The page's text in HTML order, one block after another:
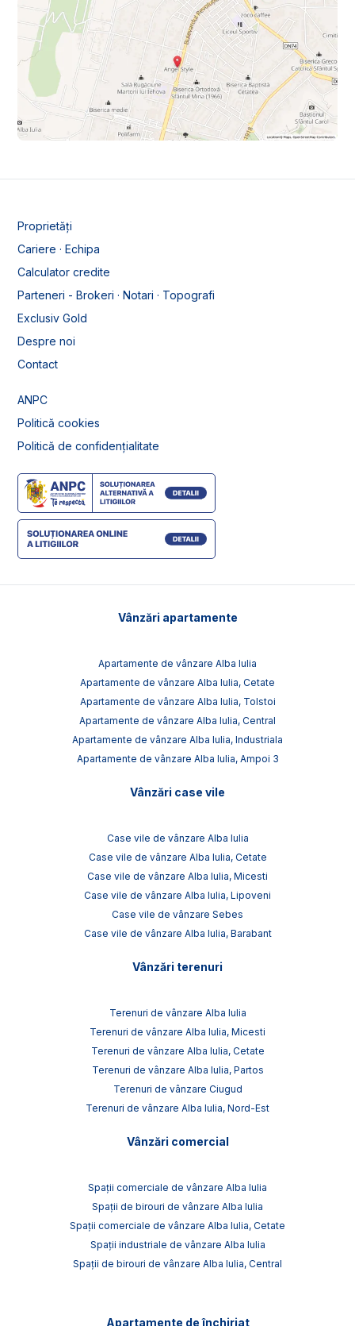
Proprietăți
Cariere · Echipa
Calculator credite
Parteneri - Brokeri · Notari · Topografi
Exclusiv Gold
Despre noi
Contact
ANPC
Politică cookies
Politică de confidențialitate
Vânzări apartamente
Apartamente de vânzare Alba Iulia
Apartamente de vânzare Alba Iulia, Cetate
Apartamente de vânzare Alba Iulia, Tolstoi
Apartamente de vânzare Alba Iulia, Central
Apartamente de vânzare Alba Iulia, Industriala
Apartamente de vânzare Alba Iulia, Ampoi 3
Vânzări case vile
Case vile de vânzare Alba Iulia
Case vile de vânzare Alba Iulia, Cetate
Case vile de vânzare Alba Iulia, Micesti
Case vile de vânzare Alba Iulia, Lipoveni
Case vile de vânzare Sebes
Case vile de vânzare Alba Iulia, Barabant
Vânzări terenuri
Terenuri de vânzare Alba Iulia
Terenuri de vânzare Alba Iulia, Micesti
Terenuri de vânzare Alba Iulia, Cetate
Terenuri de vânzare Alba Iulia, Partos
Terenuri de vânzare Ciugud
Terenuri de vânzare Alba Iulia, Nord-Est
Vânzări comercial
Spații comerciale de vânzare Alba Iulia
Spații de birouri de vânzare Alba Iulia
Spații comerciale de vânzare Alba Iulia, Cetate
Spații industriale de vânzare Alba Iulia
Spații de birouri de vânzare Alba Iulia, Central
Apartamente de închiriat